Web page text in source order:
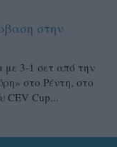
στην
3-1 σετ από την
στο Ρέντη, στο
CEV Cup...